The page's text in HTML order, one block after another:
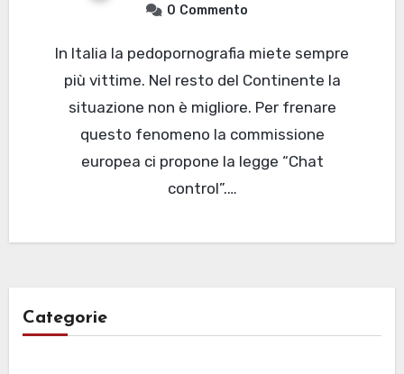
0 Commento
In Italia la pedopornografia miete sempre
più vittime. Nel resto del Continente la
situazione non è migliore. Per frenare
questo fenomeno la commissione
europea ci propone la legge “Chat
control”.…
Categorie